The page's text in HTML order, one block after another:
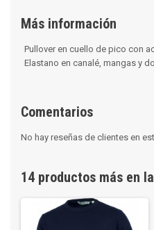
Más información
Pullover en cuello de pico con
Elastano en canalé, mangas y
Comentarios
No hay reseñas de clientes en
14 productos más en